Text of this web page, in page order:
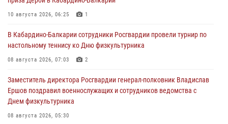
10 августа 2026, 06:25 1
В Кабардино-Балкарии сотрудники Росгвардии провели турнир по
настольному теннису ко Дню физкультурника
08 августа 2026, 07:03 2
Заместитель директора Росгвардии генерал-полковник Владислав
Ершов поздравил военнослужащих и сотрудников ведомства с
Днем физкультурника
08 августа 2026, 05:30